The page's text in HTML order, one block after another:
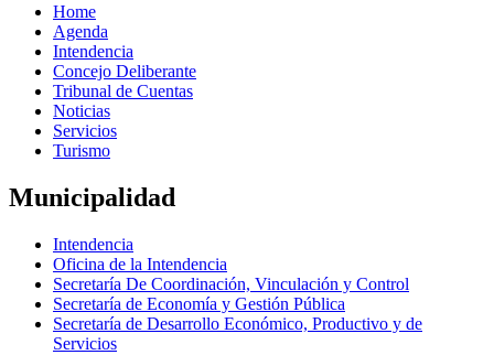
Home
Agenda
Intendencia
Concejo Deliberante
Tribunal de Cuentas
Noticias
Servicios
Turismo
Municipalidad
Intendencia
Oficina de la Intendencia
Secretaría De Coordinación, Vinculación y Control
Secretaría de Economía y Gestión Pública
Secretaría de Desarrollo Económico, Productivo y de
Servicios